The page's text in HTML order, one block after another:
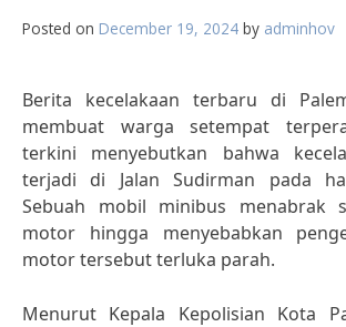
Posted on December 19, 2024 by adminhov
Berita kecelakaan terbaru di
membuat warga setempat
terkini menyebutkan bahwa
terjadi di Jalan Sudirman pada
Sebuah mobil minibus menabrak
motor hingga menyebabkan
motor tersebut terluka parah.
Menurut Kepala Kepolisian Kota